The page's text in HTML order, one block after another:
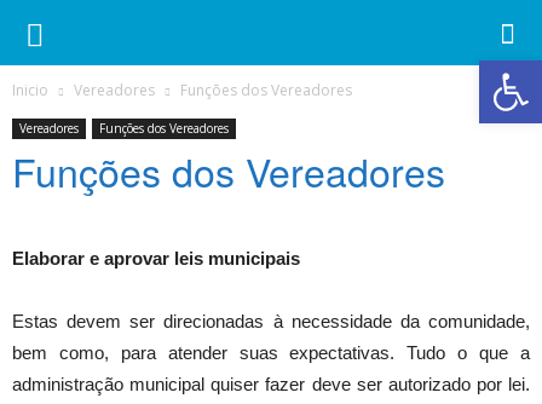
Inicio Vereadores Funções dos Vereadores
Vereadores Funções dos Vereadores
Funções dos Vereadores
Elaborar e aprovar leis municipais
Estas devem ser direcionadas à necessidade da comunidade,
bem como, para atender suas expectativas. Tudo o que a
administração municipal quiser fazer deve ser autorizado por lei.